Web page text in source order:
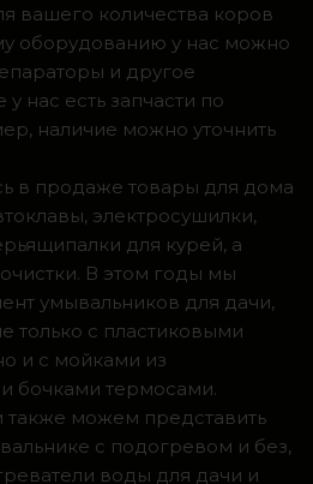
вашего количества коров
оборудованию у нас можно
и другое
нас есть запчасти по
наличие можно уточнить
в продаже товары для дома
электросушилки,
для курей, а
В этом годы мы
умывальников для дачи,
только с пластиковыми
и с мойками из
бочками термосами.
можем представить
с подогревом и без,
воды для дачи и